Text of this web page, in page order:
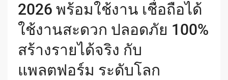
2026 พร้อมใช้งาน เชื่อถือได้
ใช้งานสะดวก ปลอดภัย 100%
สร้างรายได้จริง กับ
แพลตฟอร์ม ระดับโลก